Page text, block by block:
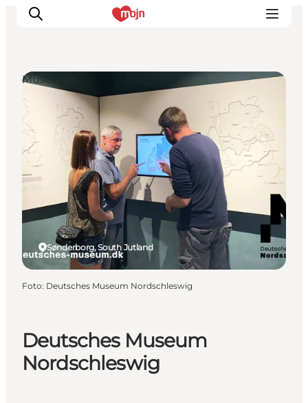
Activiteiten
Bestemmingen
Events
Accommodaties
Plan je reis
Booking
Deutsches Museum
Nordschleswig
Sønderborg, South Jutland
Museums
Foto: Deutsches Museum Nordschleswig